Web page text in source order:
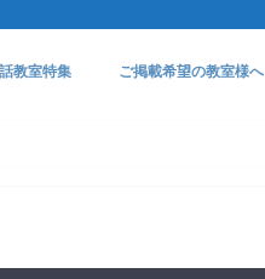
教室特集 ご掲載希望の教室様へ